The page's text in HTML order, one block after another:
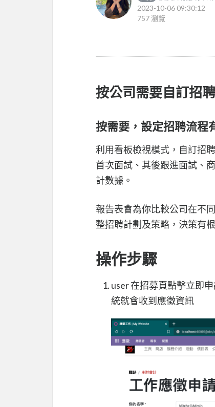
2023-10-06 09:30:12
757 瀏覽
按公司需要自訂招
按需要，設定招聘流程
利用看板檢視模式，自訂招
首次面試、其後跟進面試、
計數據。
報告表會為你比較公司在不
整招聘計劃及策略，決策有
操作步驟
user 在招募頁點擊立即
統就會收到應徵資訊